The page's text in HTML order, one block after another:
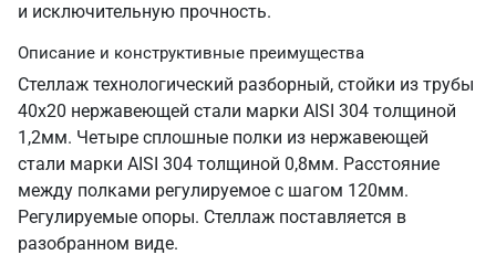
и исключительную прочность.
Описание и конструктивные преимущества
Стеллаж технологический разборный, стойки из трубы
40х20 нержавеющей стали марки AISI 304 толщиной
1,2мм. Четыре сплошные полки из нержавеющей
стали марки AISI 304 толщиной 0,8мм. Расстояние
между полками регулируемое с шагом 120мм.
Регулируемые опоры. Стеллаж поставляется в
разобранном виде.